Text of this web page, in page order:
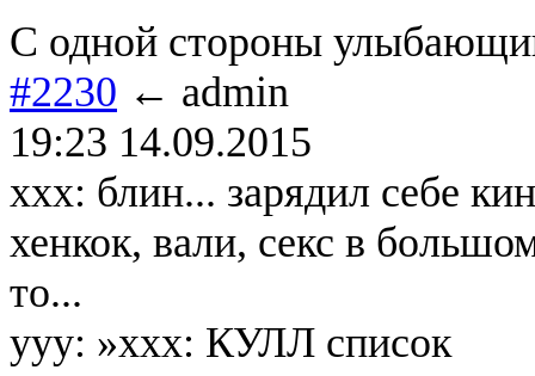
С одной стороны
#2230 ← admin
19:23 14.09.2015
ххх: блин... зарядил себе
хенкок, вали, секс в
то...
yyy: »ххх: КУЛЛ список